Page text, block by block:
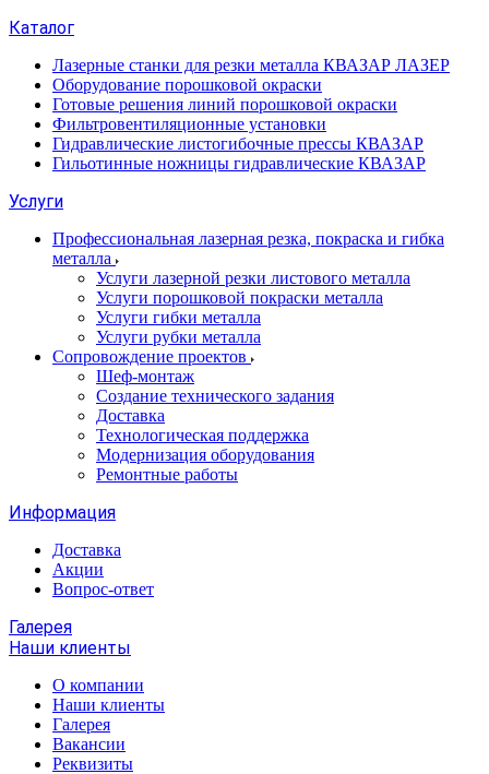
Каталог
Лазерные станки для резки металла КВАЗАР ЛАЗЕР
Оборудование порошковой окраски
Готовые решения линий порошковой окраски
Фильтровентиляционные установки
Гидравлические листогибочные прессы КВАЗАР
Гильотинные ножницы гидравлические КВАЗАР
Услуги
Профессиональная лазерная резка, покраска и гибка
металла
Услуги лазерной резки листового металла
Услуги порошковой покраски металла
Услуги гибки металла
Услуги рубки металла
Сопровождение проектов
Шеф-монтаж
Создание технического задания
Доставка
Технологическая поддержка
Модернизация оборудования
Ремонтные работы
Информация
Доставка
Акции
Вопрос-ответ
Галерея
Наши клиенты
О компании
Наши клиенты
Галерея
Вакансии
Реквизиты